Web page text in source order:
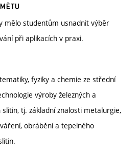
mělo studentům usnadnit výběr
při aplikacích v praxi.
fyziky a chemie ze střední
výroby železných a
slitin, tj. základní znalosti metalurgie,
obrábění a tepelného